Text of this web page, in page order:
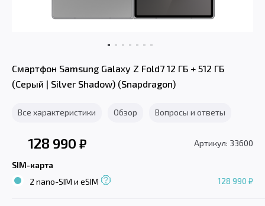
Смартфон Samsung Galaxy Z Fold7 12 ГБ + 512 ГБ
(Серый | Silver Shadow) (Snapdragon)
Все характеристики Обзор Вопросы и ответы
128 990 ₽ Артикул: 33600
SIM-карта
2 nano-SIM и eSIM
128 990 ₽